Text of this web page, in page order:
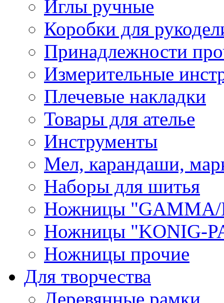
Иглы ручные
Коробки для
Принадлежности
Измерительные
Плечевые накладки
Товары для ателье
Инструменты
Мел, карандаши,
Наборы для шитья
Ножницы "GAMMA/
Ножницы "KONIG-
Ножницы прочие
Для творчества
Деревянные рамки